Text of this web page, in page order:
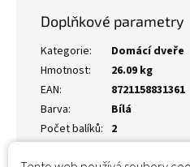
Doplňkové parametry
Kategorie:
Domácí dveře
Hmotnost:
26.09 kg
EAN:
8721158831361
Barva:
Bílá
Počet balíků: 2